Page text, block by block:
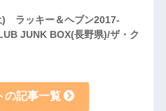
) ラッキー＆ヘブン2017-
JUNK BOX(長野県)/ザ・ク
の記事一覧